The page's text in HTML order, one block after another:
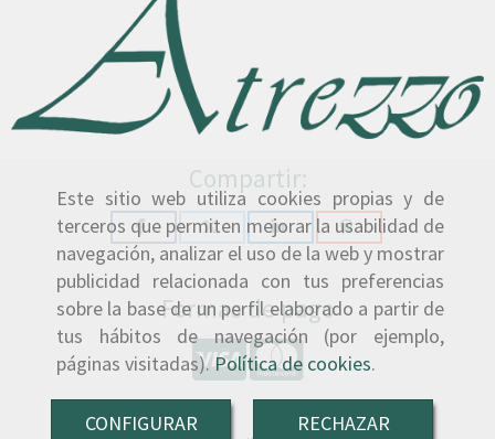
Este sitio web utiliza cookies propias y de
terceros que permiten mejorar la usabilidad de
navegación, analizar el uso de la web y mostrar
publicidad relacionada con tus preferencias
sobre la base de un perfil elaborado a partir de
tus hábitos de navegación (por ejemplo,
páginas visitadas).Política de cookies.
CONFIGURAR RECHAZAR
Compartir:
Formas de pago